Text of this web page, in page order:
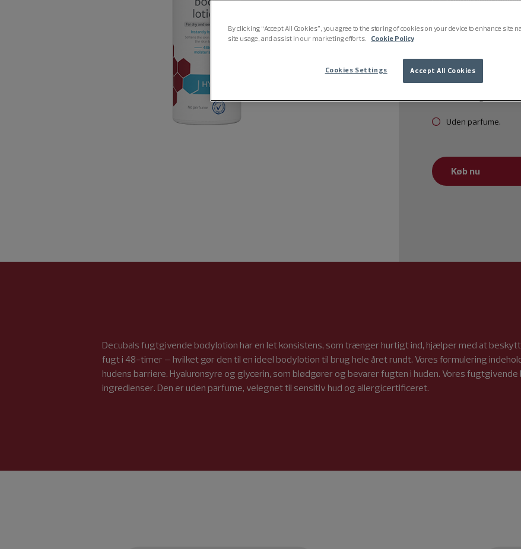
Let konsistens,
Klinisk
Dermatologisk
Uden parfume.
Køb nu
Decubals fugtgivende bodylotion har en let konsistens, som trænger hurtigt ind, hjælper med at
fugt i 48-timer – hvilket gør den til en ideel bodylotion til brug hele året rundt. Vores formulering
hudens barriere. Hyaluronsyre og glycerin, som blødgører og bevarer fugten i huden. Vores
ingredienser. Den er uden parfume, velegnet til sensitiv hud og allergicertificeret.
By clicking “Accept All Cookies”, you agree to the storing of cookies on your device to enhance site
site usage, and assist in our marketing efforts.
Cookie Policy
Accept All Cookies
Cookies Settings